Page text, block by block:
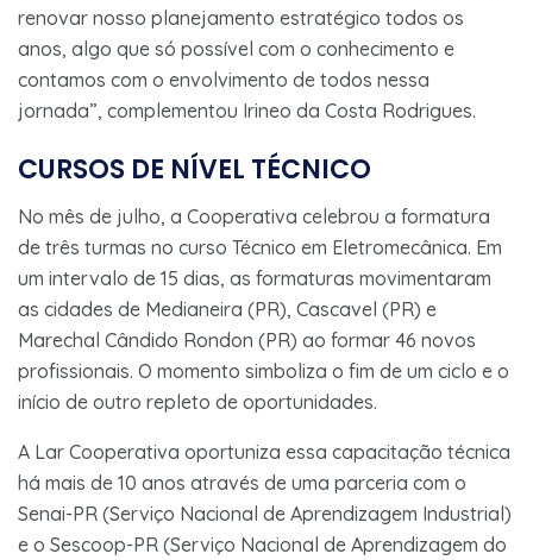
renovar nosso planejamento estratégico todos os
anos, algo que só possível com o conhecimento e
contamos com o envolvimento de todos nessa
jornada”, complementou Irineo da Costa Rodrigues.
CURSOS DE NÍVEL TÉCNICO
No mês de julho, a Cooperativa celebrou a formatura
de três turmas no curso Técnico em Eletromecânica. Em
um intervalo de 15 dias, as formaturas movimentaram
as cidades de Medianeira (PR), Cascavel (PR) e
Marechal Cândido Rondon (PR) ao formar 46 novos
profissionais. O momento simboliza o fim de um ciclo e o
início de outro repleto de oportunidades.
A Lar Cooperativa oportuniza essa capacitação técnica
há mais de 10 anos através de uma parceria com o
Senai-PR (Serviço Nacional de Aprendizagem Industrial)
e o Sescoop-PR (Serviço Nacional de Aprendizagem do